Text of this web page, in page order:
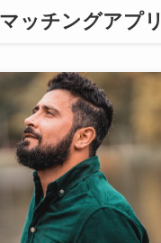
ッチングアプリ